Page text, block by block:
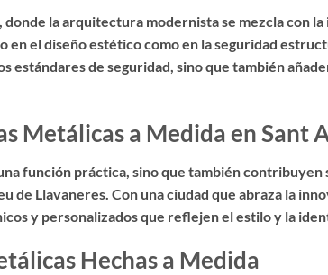
la arquitectura modernista se mezcla con
en el diseño estético como en la seguridad
estándares de seguridad, sino que también
Metálicas a Medida en Sant
función práctica, sino que también
Llavaneres. Con una ciudad que abraza la
y personalizados que reflejen el estilo y la
Hechas a Medida